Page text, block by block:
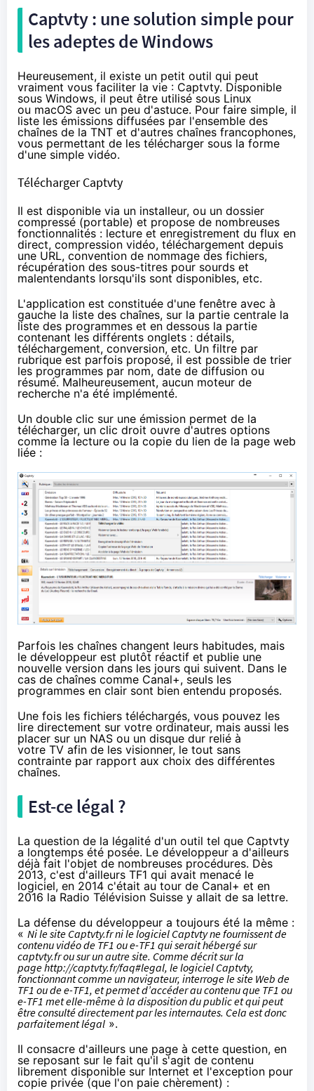
Captvty : une solution simple pour
les adeptes de Windows
Heureusement, il existe un petit outil qui peut
vraiment vous faciliter la vie : Captvty. Disponible
sous Windows, il peut être utilisé sous Linux
ou macOS avec un peu d'astuce. Pour faire simple, il
liste les émissions diffusées par l'ensemble des
chaînes de la TNT et d'autres chaînes francophones,
vous permettant de les télécharger sous la forme
d'une simple vidéo.
Télécharger Captvty
Il est disponible via un installeur, ou un dossier
compressé (portable) et propose de nombreuses
fonctionnalités : lecture et enregistrement du flux en
direct, compression vidéo, téléchargement depuis
une URL, convention de nommage des fichiers,
récupération des sous-titres pour sourds et
malentendants lorsqu'ils sont disponibles, etc.
L'application est constituée d'une fenêtre avec à
gauche la liste des chaînes, sur la partie centrale la
liste des programmes et en dessous la partie
contenant les différents onglets : détails,
téléchargement, conversion, etc. Un filtre par
rubrique est parfois proposé, il est possible de trier
les programmes par nom, date de diffusion ou
résumé. Malheureusement, aucun moteur de
recherche n'a été implémenté.
Un double clic sur une émission permet de la
télécharger, un clic droit ouvre d'autres options
comme la lecture ou la copie du lien de la page web
liée :
Parfois les chaînes changent leurs habitudes, mais
le développeur est plutôt réactif et publie une
nouvelle version dans les jours qui suivent. Dans le
cas de chaînes comme Canal+, seuls les
programmes en clair sont bien entendu proposés.
Une fois les fichiers téléchargés, vous pouvez les
lire directement sur votre ordinateur, mais aussi les
placer sur un NAS ou un disque dur relié à
votre TV afin de les visionner, le tout sans
contrainte par rapport aux choix des différentes
chaînes.
Est-ce légal ?
La question de la légalité d'un outil tel que Captvty
a longtemps été posée. Le développeur a d'ailleurs
déjà fait l'objet de nombreuses procédures. Dès
2013, c'est d'ailleurs TF1 qui avait menacé le
logiciel, en 2014 c'était au tour de Canal+ et en
2016 la Radio Télévision Suisse y allait de sa lettre.
La défense du développeur a toujours été la même :
« Ni le site Captvty.fr ni le logiciel Captvty ne fournissent de
contenu vidéo de TF1 ou e-TF1 qui serait hébergé sur
captvty.fr ou sur un autre site. Comme décrit sur la
pagehttp://captvty.fr/faq#legal, le logiciel Captvty,
fonctionnant comme un navigateur, interroge le site Web de
TF1 ou de e-TF1, et permet d’accéder au contenu que TF1 ou
e-TF1 met elle-même à la disposition du public et qui peut
être consulté directement par les internautes. Cela est donc
parfaitement légal ».
Il consacre d'ailleurs une page à cette question, en
se reposant sur le fait qu'il s'agit de contenu
librement disponible sur Internet et l'exception pour
copie privée (que l'on paie chèrement) :